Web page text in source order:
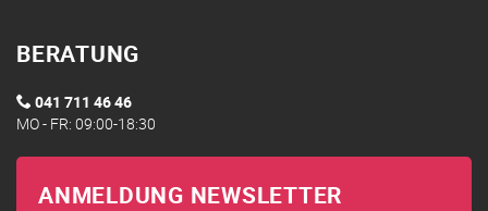
BERATUNG
041 711 46 46
MO - FR: 09:00-18:30
ANMELDUNG NEWSLETTER